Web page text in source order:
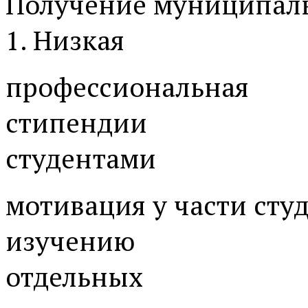
1. Низкая
профессиональная
стипендии
студентами
мотивация у части
изучению
отдельных